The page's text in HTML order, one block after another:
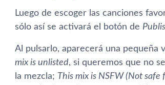
Luego de escoger las canciones
sólo así­ se activará el botón de
Al pulsarlo, aparecerá una pequeña
mix is unlisted, si queremos que no
la mezcla; This mix is NSFW (Not safe